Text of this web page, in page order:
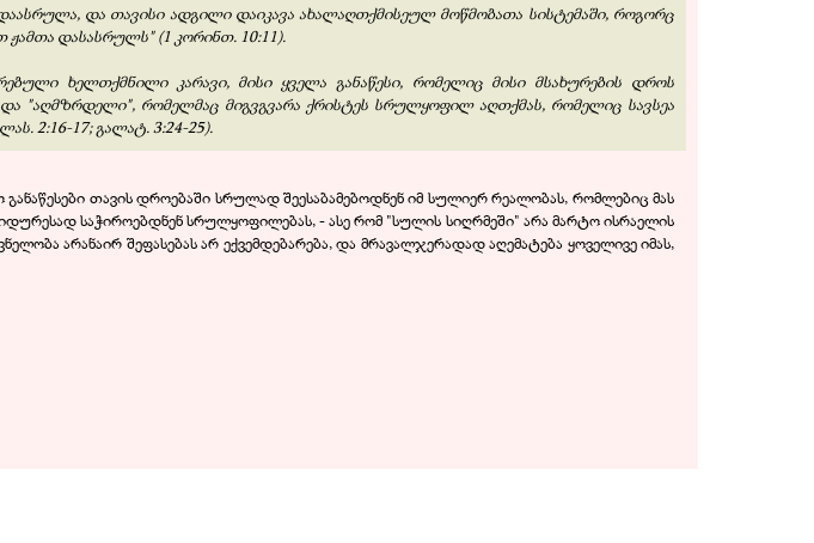
და თავისი ადგილი დაიკავა ახალაღთქმისეულ მოწმობათა სისტემაში, როგორც
ჟამთა დასასრულს" (1 კორინთ. 10:11).
ხელთქმნილი კარავი, მისი ყველა განაწესი, რომელიც მისი მსახურების დროს
რომელმაც მიგვგვარა ქრისტეს სრულყოფილ აღთქმას, რომელიც სავსეა
2:16-17; გალატ. 3:24-25).
თავის დროებაში სრულად შეესაბამებოდნენ იმ სულიერ რეალობას, რომლებიც მას
საჭიროებდნენ სრულყოფილებას, - ასე რომ "სულის სიღრმეში" არა მარტო ისრაელის
არანაირ შეფასებას არ ექვემდებარება, და მრავალჯერადად აღემატება ყოველივე იმას,